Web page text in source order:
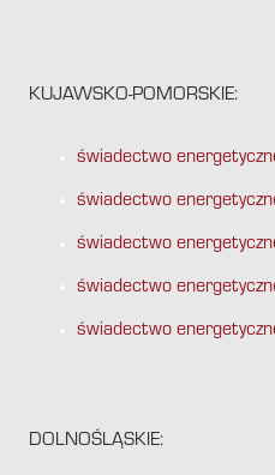
KUJAWSKO-POMORSKIE:
świadectwo
świadectwo
świadectwo
świadectwo
świadectwo
DOLNOŚLĄSKIE: